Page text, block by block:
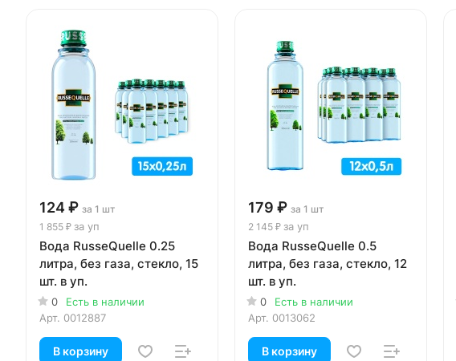
124 ₽ за 1 шт
1 855 ₽ за уп
Вода RusseQuelle 0.25
литра, без газа, стекло, 15
шт. в уп.
0
Есть в наличии
Арт. 0012887
В корзину
179 ₽ за 1 шт
2 145 ₽ за уп
Вода RusseQuelle 0.5
литра, без газа, стекло, 12
шт. в уп.
0
Есть в наличии
Арт. 0013062
В корзину